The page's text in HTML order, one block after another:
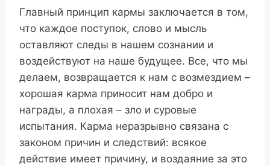
Главный принцип кармы заключается в том,
что каждое поступок, слово и мысль
оставляют следы в нашем сознании и
воздействуют на наше будущее. Все, что мы
делаем, возвращается к нам с возмездием –
хорошая карма приносит нам добро и
награды, а плохая – зло и суровые
испытания. Карма неразрывно связана с
законом причин и следствий: всякое
действие имеет причину, и воздаяние за это